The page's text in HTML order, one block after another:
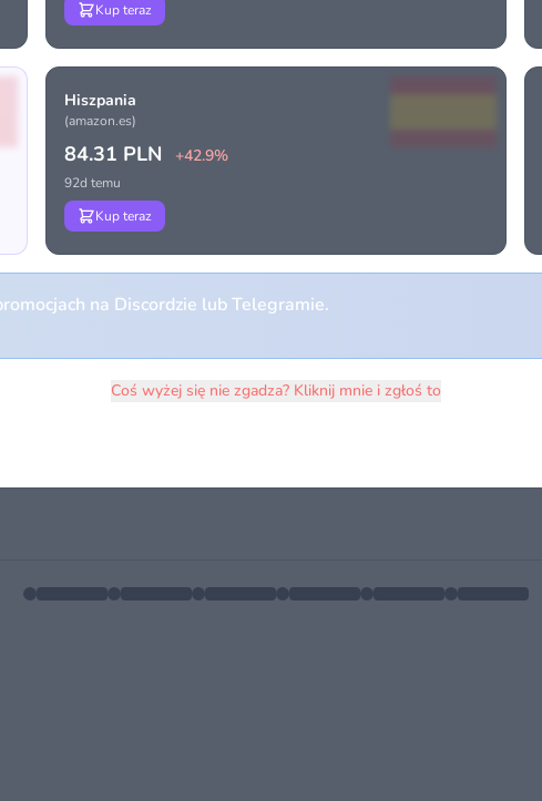
Kup teraz
Hiszpania
(amazon.es)
84.31 PLN +42.9%
92d temu
Kup teraz
na Discordzie lub Telegramie.
Coś wyżej się nie zgadza? Kliknij mnie i zgłoś to